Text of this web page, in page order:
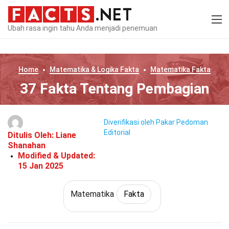
Ubah rasa ingin tahu Anda menjadi penemuan
Home Matematika & Logika Fakta Matematika Fakta
37 Fakta Tentang Pembagian
Ditulis Oleh: Liane
Shanahan
Modified & Updated:
15 Jan 2025
Diverifikasi oleh Pakar Pedoman
Editorial
Matematika Fakta